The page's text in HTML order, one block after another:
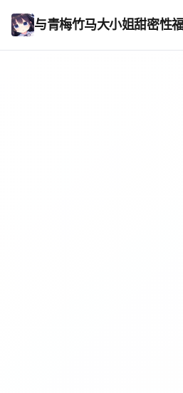
与青梅竹马大小姐甜密性